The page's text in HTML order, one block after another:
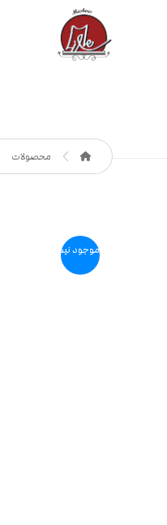
محصولات
موجود نیست